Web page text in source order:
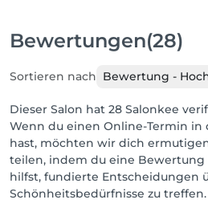
Bewertungen(28)
Sortieren nach Bewertung -
Dieser Salon hat 28 Salonkee
Wenn du einen Online-Termin in
hast, möchten wir dich
teilen, indem du eine
hilfst, fundierte Entscheidungen
Schönheitsbedürfnisse zu treffen.